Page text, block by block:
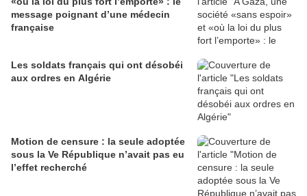
message poignant d’une médecin
française
Les soldats français qui ont désobéi
aux ordres en Algérie
Motion de censure : la seule adoptée
sous la Ve République n’avait pas eu
l’effet recherché